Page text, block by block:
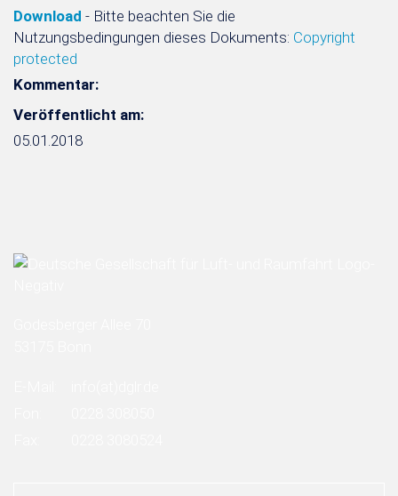
Download - Bitte beachten Sie die
Nutzungsbedingungen dieses Dokuments: Copyright
protected
Kommentar:
Veröffentlicht am:
05.01.2018